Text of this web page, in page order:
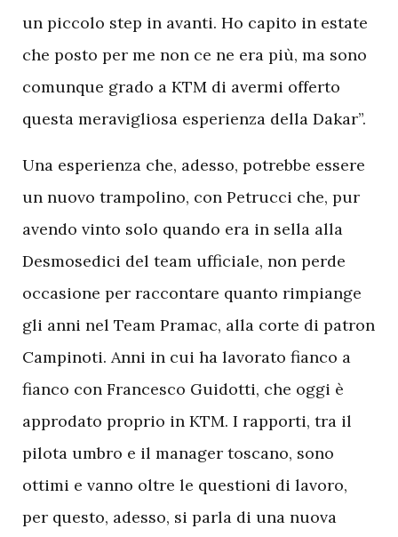
un piccolo step in avanti. Ho capito in estate
che posto per me non ce ne era più, ma sono
comunque grado a KTM di avermi offerto
questa meravigliosa esperienza della Dakar”.
Una esperienza che, adesso, potrebbe essere
un nuovo trampolino, con Petrucci che, pur
avendo vinto solo quando era in sella alla
Desmosedici del team ufficiale, non perde
occasione per raccontare quanto rimpiange
gli anni nel Team Pramac, alla corte di patron
Campinoti. Anni in cui ha lavorato fianco a
fianco con Francesco Guidotti, che oggi è
approdato proprio in KTM. I rapporti, tra il
pilota umbro e il manager toscano, sono
ottimi e vanno oltre le questioni di lavoro,
per questo, adesso, si parla di una nuova